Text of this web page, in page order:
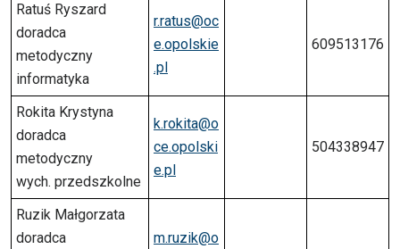
Ratuś Ryszard
doradca
metodyczny
informatyka
r.ratus@oc
e.opolskie
.pl
609513176
Rokita Krystyna
doradca
metodyczny
wych. przedszkolne
k.rokita@o
ce.opolski
e.pl
504338947
Ruzik Małgorzata
doradca
m.ruzik@o